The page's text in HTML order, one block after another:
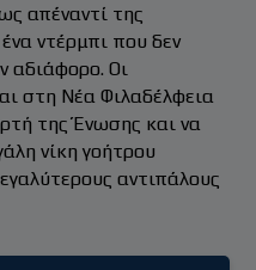
απέναντί της
ντέρμπι που δεν
αδιάφορο. Οι
στη Νέα Φιλαδέλφεια
της Ένωσης και να
νίκη γοήτρου
αντιπάλους